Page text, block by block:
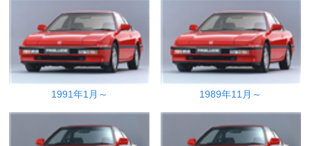
1991年1月～ 1989年11月～